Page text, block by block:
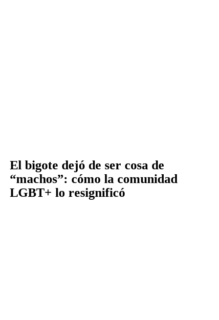
El bigote dejó de ser cosa de
“machos”: cómo la comunidad
LGBT+ lo resignificó